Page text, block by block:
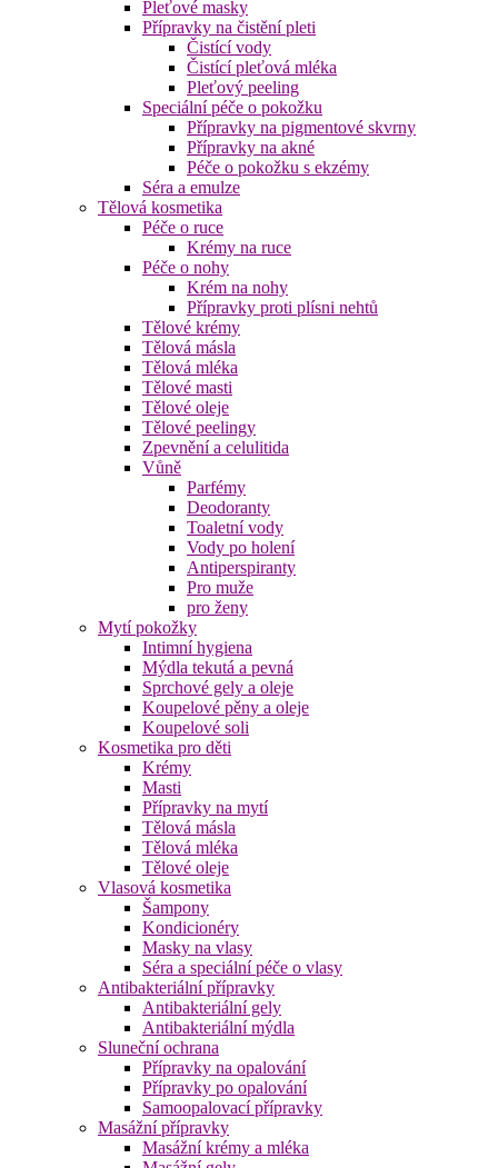
Pleťové masky
Přípravky na čistění pleti
Čistící vody
Čistící pleťová mléka
Pleťový peeling
Speciální péče o pokožku
Přípravky na pigmentové skvrny
Přípravky na akné
Péče o pokožku s ekzémy
Séra a emulze
Tělová kosmetika
Péče o ruce
Krémy na ruce
Péče o nohy
Krém na nohy
Přípravky proti plísni nehtů
Tělové krémy
Tělová másla
Tělová mléka
Tělové masti
Tělové oleje
Tělové peelingy
Zpevnění a celulitida
Vůně
Parfémy
Deodoranty
Toaletní vody
Vody po holení
Antiperspiranty
Pro muže
pro ženy
Mytí pokožky
Intimní hygiena
Mýdla tekutá a pevná
Sprchové gely a oleje
Koupelové pěny a oleje
Koupelové soli
Kosmetika pro děti
Krémy
Masti
Přípravky na mytí
Tělová másla
Tělová mléka
Tělové oleje
Vlasová kosmetika
Šampony
Kondicionéry
Masky na vlasy
Séra a speciální péče o vlasy
Antibakteriální přípravky
Antibakteriální gely
Antibakteriální mýdla
Sluneční ochrana
Přípravky na opalování
Přípravky po opalování
Samoopalovací přípravky
Masážní přípravky
Masážní krémy a mléka